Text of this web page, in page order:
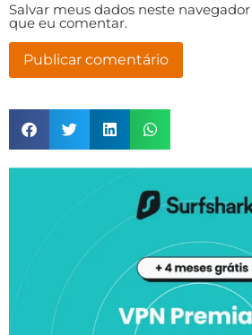
Salvar meus dados neste
que eu comentar.